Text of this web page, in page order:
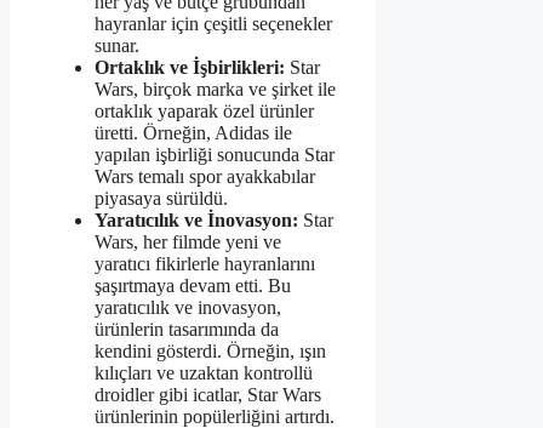
hayranlar için çeşitli seçenekler
sunar.
Ortaklık ve İşbirlikleri: Star
Wars, birçok marka ve şirket ile
ortaklık yaparak özel ürünler
üretti. Örneğin, Adidas ile
yapılan işbirliği sonucunda Star
Wars temalı spor ayakkabılar
piyasaya sürüldü.
Yaratıcılık ve İnovasyon: Star
Wars, her filmde yeni ve
yaratıcı fikirlerle hayranlarını
şaşırtmaya devam etti. Bu
yaratıcılık ve inovasyon,
ürünlerin tasarımında da
kendini gösterdi. Örneğin, ışın
kılıçları ve uzaktan kontrollü
droidler gibi icatlar, Star Wars
ürünlerinin popülerliğini artırdı.